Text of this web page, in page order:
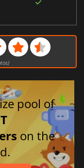
pool of
on the